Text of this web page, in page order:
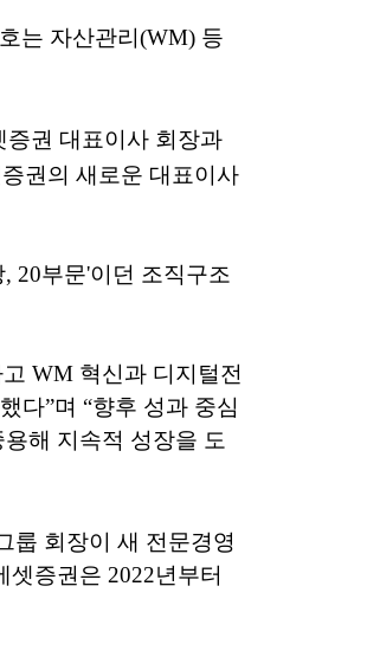
는 자산관리(WM) 등
증권 대표이사 회장과
권의 새로운 대표이사
20부문'이던 조직구조
WM 혁신과 디지털전
다”며 “향후 성과 중심
해 지속적 성장을 도
룹 회장이 새 전문경영
증권은 2022년부터